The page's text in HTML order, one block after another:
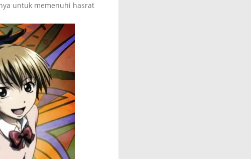
untuk memenuhi hasrat